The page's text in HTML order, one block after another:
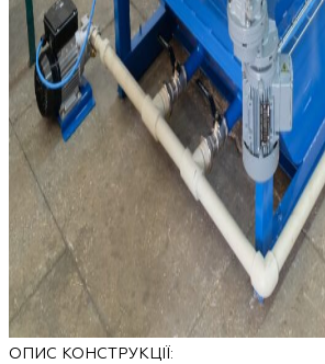
ОПИС КОНСТРУКЦІЇ: